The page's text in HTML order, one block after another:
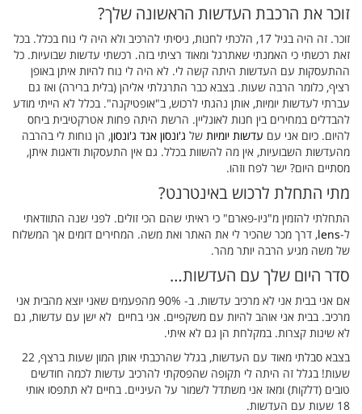
זוכר את הרכבת העדשות הראשונה שלך?
זוכר. זה היה בגיל 17, הלכתי לחנות, ניסיתי להרכיב ולא היה לי נוח בכלל. בכל
זאת רכשתי כי האמנתי שאתרגל ומאוד רציתי בזה. רכשתי עדשות שבועיות. כל
ההתעסקות עם העדשות היתה קשה לי. לא היה לי נוח להיות איתן באופן
רציף, כלומר הרבה שעות. בצבא כבר התרגלתי אליהן (בלית ברירה) ואז גם
עברתי לעדשות יומיות, אותן נהגתי לרכוש, ב"אופטיקנה". בכלל לא הייתי מודע
להבדלים במחירים בין חנות לאונליין. הרשת היתה פחות אטרקטיבית ביחס
להיום. כיום אני עם עדשות יומיות של ג'ונסון אנד ג'ונסון, הן נוחות לי בהרבה
מהעדשות השבועיות, אין מה להשוות בכלל. גם אין התעסקות ודאגות איתן,
מסתיים היום? ישר לפח וזהו.
מתי התחלת לרכוש באינטרנט?
התחלתי להזמין מ"ניו-פארם" כי ראיתי שהם הכי זולים. לפני שנה התוודאתי
ל-lens, דרך מכר שהכיר לי את האתר ואת משה. המחירים דומים אך המשלוח
של משה מגיע הרבה יותר מהר.
סדר היום שלך עם העדשות…
אם אני בבית אני לא מרכיב עדשות. ב- 90% מהפעמים שאני יוצא מהבית אני
מרכיב. בבית אני אוהב להיות עם משקפיים. אני בחיים לא ישן עם עדשות, גם
לא שינות קצרות. במקלחת הן גם לא איתי.
בצבא סבלתי מאוד עם העדשות, בגלל שהרכבתי אותן המון שעות ברצף, 22
שעות! בגלל זה היתה לי תקופה שהפסקתי להרכיב עדשות לכמה חודשים
טובים (דלקות) ומאז אני משתדל לשמור על העיניים. בחיים לא תתפסו אותי
18 שעות עם העדשות.